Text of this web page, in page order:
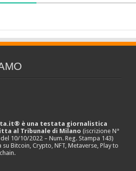
è una testata giornalistica
al Tribunale di Milano (iscrizione N°
10/10/2022 – Num. Reg. Stampa 143)
su Bitcoin, Crypto, NFT, Metaverse, Play to